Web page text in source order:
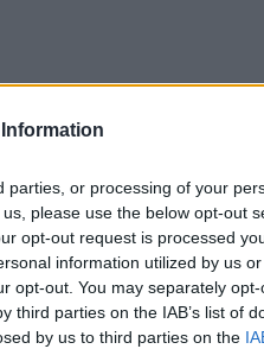
parties, or processing of your
please use the below opt-out
opt-out request is processed
information utilized by us
opt-out. You may separately
third parties on the IAB’s list of
by us to third parties on the
τη φετινή χρονιά, η
του ΟΗΕ.